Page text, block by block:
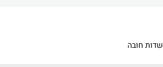
חובה